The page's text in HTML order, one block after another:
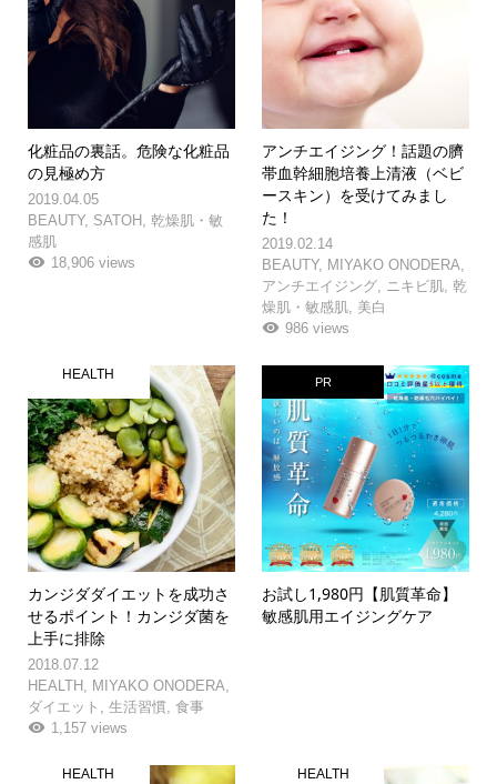
化粧品の裏話。危険な化粧品
の見極め方
2019.04.05
BEAUTY, SATOH, 乾燥肌・敏
感肌
18,906 views
アンチエイジング！話題の臍
帯血幹細胞培養上清液（ベビ
ースキン）を受けてみまし
た！
2019.02.14
BEAUTY, MIYAKO ONODERA
アンチエイジング
ニキビ肌 ,乾
燥肌・敏感肌 美白
986 views
HEALTH
カンジダダイエットを成功さ
せるポイント！カンジダ菌を
上手に排除
2018.07.12
HEALTH , MIYAKO ONODERA,
ダイエット , 生活習慣, 食事
1,157 views
PR
お試し1,980円【肌質革命】
敏感肌用エイジングケア
HEALTH HEALTH